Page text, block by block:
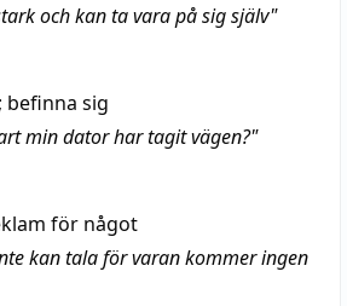
och kan ta vara på sig själv"
befinna sig
min dator har tagit vägen?"
för något
kan tala för varan kommer ingen